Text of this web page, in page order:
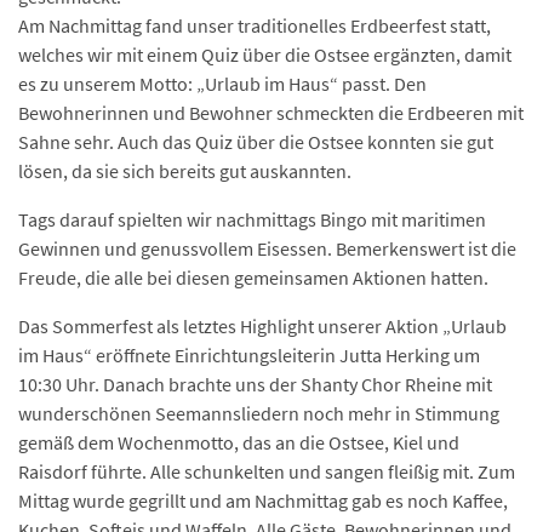
Am Nachmittag fand unser traditionelles Erdbeerfest statt,
welches wir mit einem Quiz über die Ostsee ergänzten, damit
es zu unserem Motto: „Urlaub im Haus“ passt. Den
Bewohnerinnen und Bewohner schmeckten die Erdbeeren mit
Sahne sehr. Auch das Quiz über die Ostsee konnten sie gut
lösen, da sie sich bereits gut auskannten.
Tags darauf spielten wir nachmittags Bingo mit maritimen
Gewinnen und genussvollem Eisessen. Bemerkenswert ist die
Freude, die alle bei diesen gemeinsamen Aktionen hatten.
Das Sommerfest als letztes Highlight unserer Aktion „Urlaub
im Haus“ eröffnete Einrichtungsleiterin Jutta Herking um
10:30 Uhr. Danach brachte uns der Shanty Chor Rheine mit
wunderschönen Seemannsliedern noch mehr in Stimmung
gemäß dem Wochenmotto, das an die Ostsee, Kiel und
Raisdorf führte. Alle schunkelten und sangen fleißig mit. Zum
Mittag wurde gegrillt und am Nachmittag gab es noch Kaffee,